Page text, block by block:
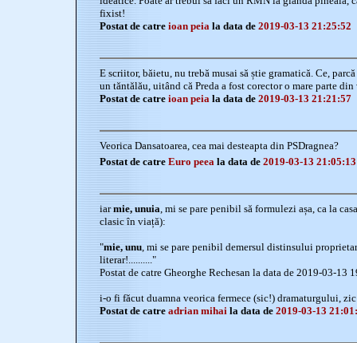
fixist!
Postat de catre ioan peia la data de 2019-03-13 21:25:52
E scriitor, băietu, nu trebă musai să știe gramatică. Ce,
un tăntălău, uitând că Preda a fost corector o mare parte din
Postat de catre ioan peia la data de 2019-03-13 21:21:57
Veorica Dansatoarea, cea mai desteapta din PSDragnea?
Postat de catre Euro peea la data de 2019-03-13 21:05:13
iarmie, unuia, mi se pare penibil să formulezi așa, ca la
clasic în viață):
"mie, unu, mi se pare penibil demersul distinsului
literar!.........."
Postat de catre Gheorghe Rechesan la data de 2019-03-13
i-o fi făcut duamna veorica fermece (sic!) dramaturgului, zic
Postat de catre adrian mihai la data de 2019-03-13